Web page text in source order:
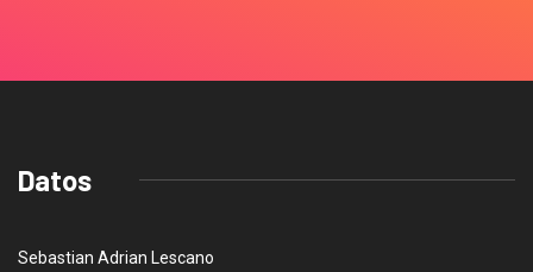
Datos
Sebastian Adrian Lescano